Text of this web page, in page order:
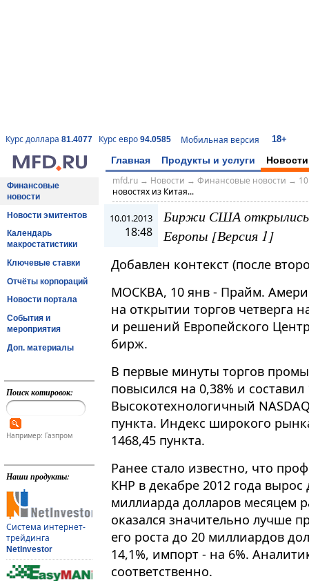
Курс доллара 81.4077 Курс евро 94.0585 Мобильная версия 18+
Главная Продукты и услуги Новости
Финансовые
новости
Новости эмитентов
Календарь
макростатистики
Ключевые ставки
Отчёты корпораций
Новости портала
События и
мероприятия
Доп. материалы
Поиск котировок:
Например: Газпром
Наши продукты:
Система интернет-
трейдинга
NetInvestor
mfd.ru→ Новости → Финансовые новости →
новостях из Китая...
10.01.2013
18:48
Биржи США открылись
Европы [Версия 1]
Добавлен контекст (после
МОСКВА, 10 янв - Прайм.
на открытии торгов четверга
и решений Европейского
бирж.
В первые минуты торгов
повысился на 0,38% и составил
Высокотехнологичный
пункта. Индекс широкого
1468,45 пункта.
Ранее стало известно, что
КНР в декабре 2012 года
миллиарда долларов месяцем
оказался значительно лучше
его роста до 20 миллиардов
14,1%, импорт - на 6%.
соответственно.